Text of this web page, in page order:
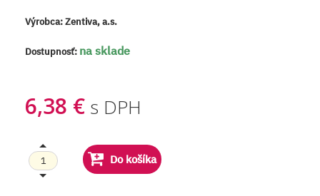
Výrobca:Zentiva, a.s.
Dostupnosť: na sklade
6,38 € s DPH
Do košíka